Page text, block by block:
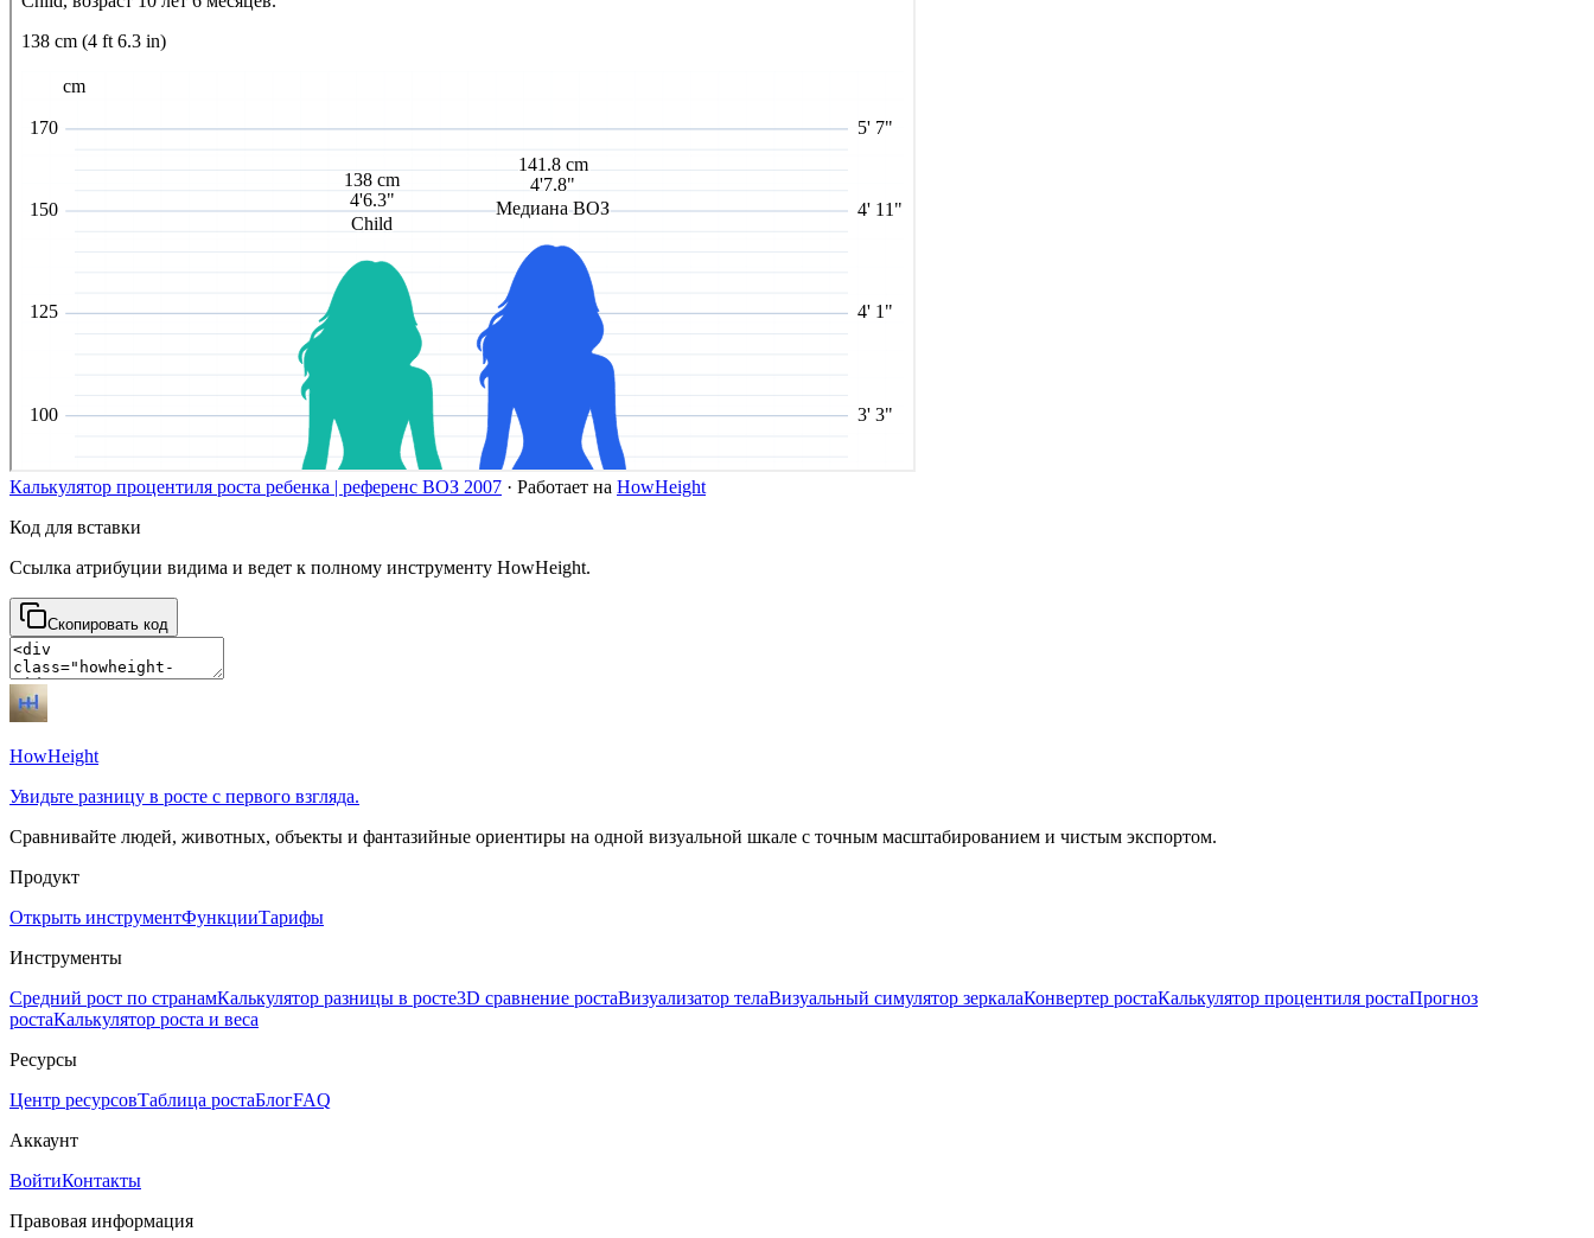
Калькулятор процентиля роста ребенка | референс ВОЗ 2007 · Работает на HowHeight
Код для вставки
Ссылка атрибуции видима и ведет к полному инструменту HowHeight.
Скопировать код
HowHeight
Увидьте разницу в росте с первого взгляда.
Сравнивайте людей, животных, объекты и фантазийные ориентиры на одной визуальной шкале с точным масштабированием и чистым экспортом.
Продукт
Открыть инструментФункцииТарифы
Инструменты
Средний рост по странамКалькулятор разницы в росте3D сравнение ростаВизуализатор телаВизуальный симулятор зеркалаКонвертер ростаКалькулятор процентиля ростаПрогноз
ростаКалькулятор роста и веса
Ресурсы
Центр ресурсовТаблица ростаБлогFAQ
Аккаунт
ВойтиКонтакты
Правовая информация